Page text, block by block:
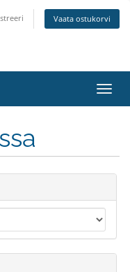
Vaata ostukorvi